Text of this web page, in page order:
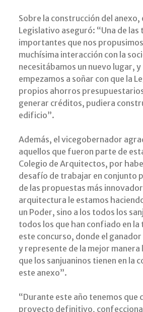
Sobre la construcción del
Legislativo aseguró: “Una de las
importantes que nos
muchísima interacción con la
necesitábamos un nuevo lugar,
empezamos a soñar con que la
propios ahorros
generar créditos, pudiera
edificio”.
Además, el vicegobernador
aquellos que fueron parte de
Colegio de Arquitectos, por
desafío de trabajar en conjunto
de las propuestas más
arquitectura le estamos
un Poder, sino a los todos los
todos los que han confiado en la
este concurso, donde el
y represente de la mejor
que los sanjuaninos tienen en la
este anexo”.
“Durante este año tenemos que
proyecto definitivo,